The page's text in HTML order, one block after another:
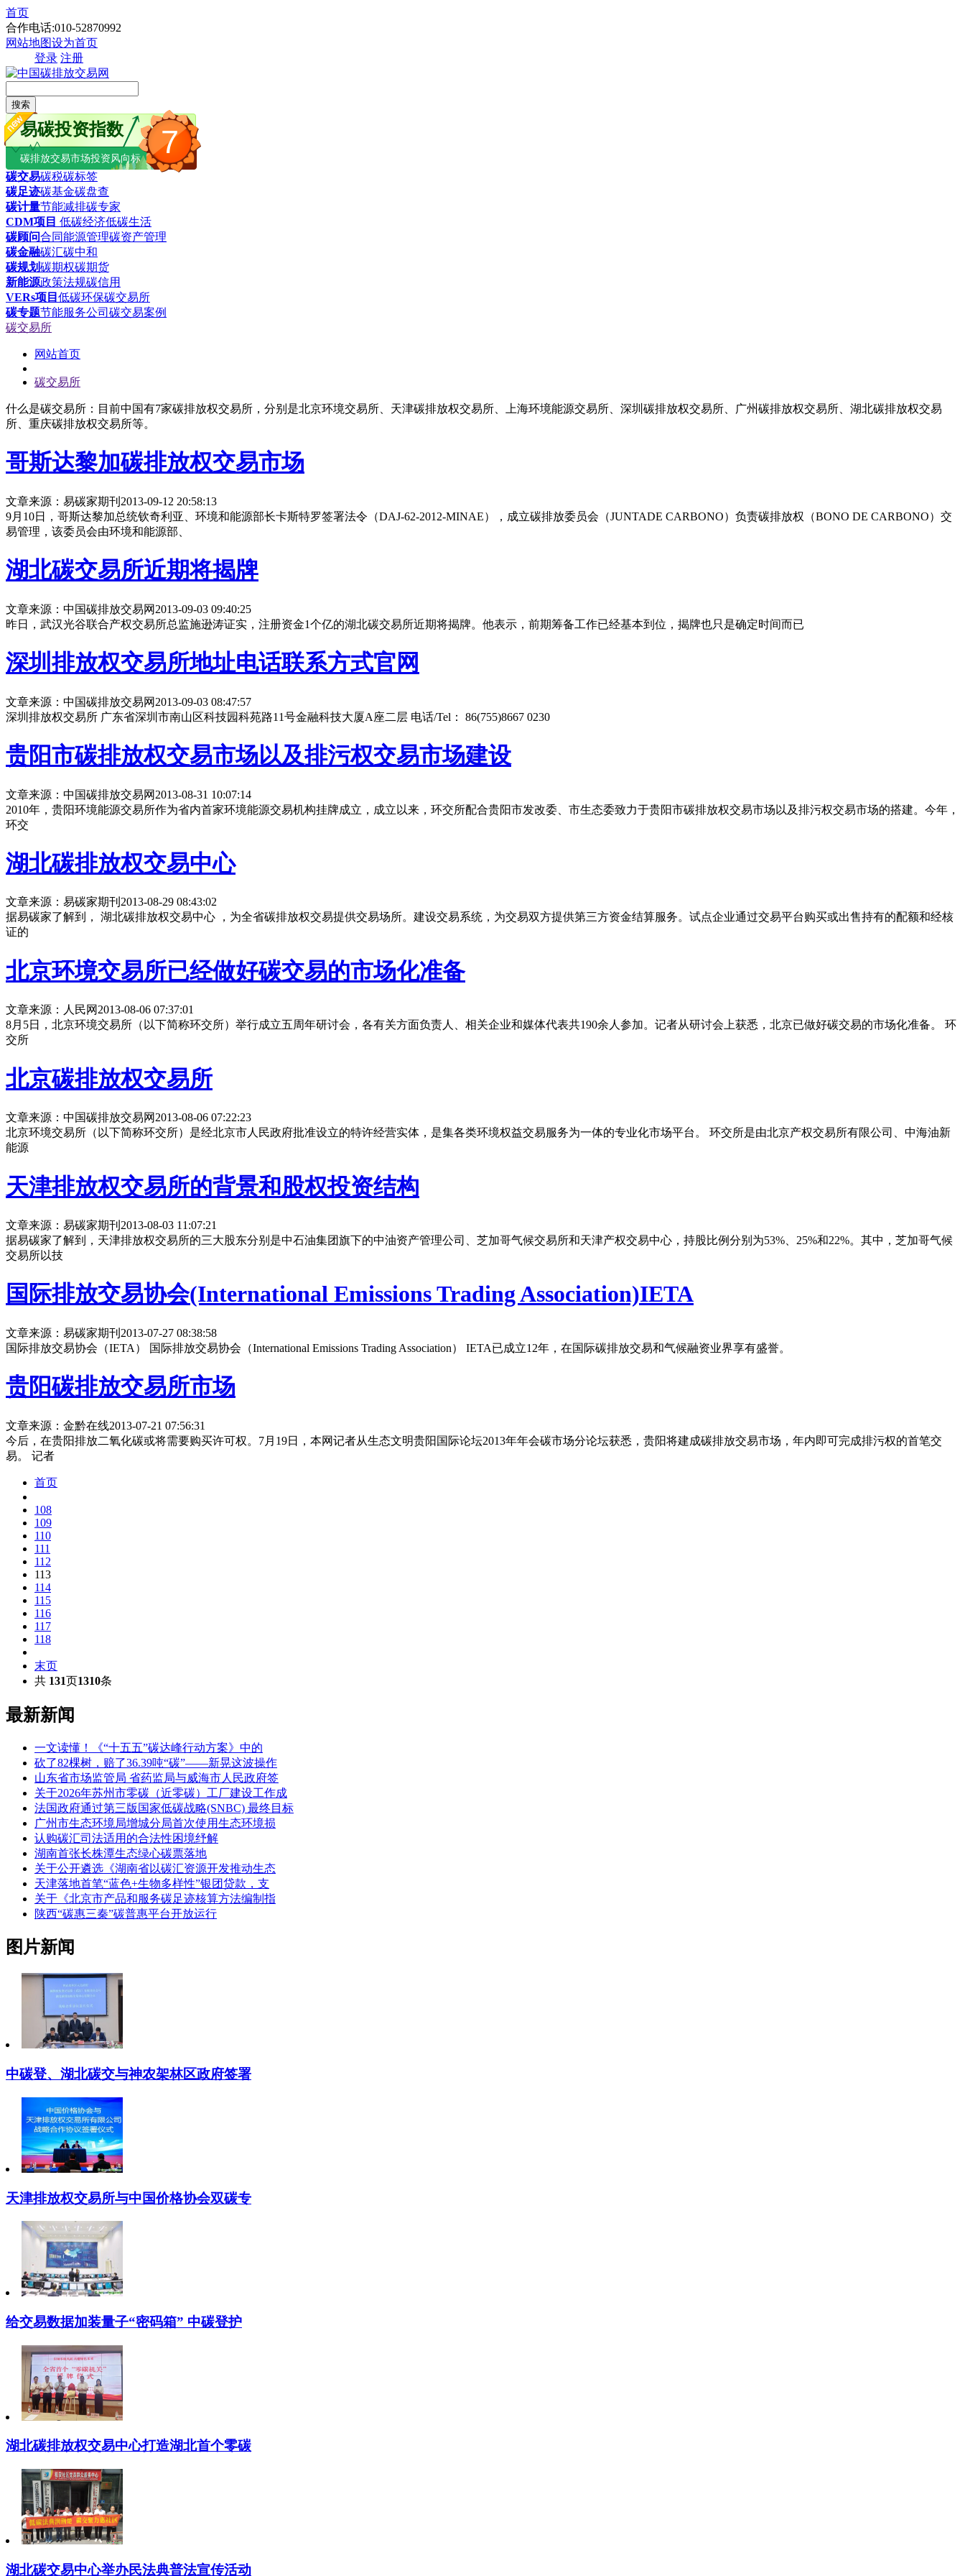
首页
合作电话:010-52870992
网站地图设为首页
登录 注册
搜索
7
易碳投资指数
碳排放交易市场投资风向标
碳交易碳税碳标签
碳足迹碳基金碳盘查
碳计量节能减排碳专家
CDM项目 低碳经济低碳生活
碳顾问合同能源管理碳资产管理
碳金融碳汇碳中和
碳规划碳期权碳期货
新能源政策法规碳信用
VERs项目 低碳环保碳交易所
碳专题节能服务公司 碳交易案例
碳交易所
网站首页
碳交易所
什么是碳交易所：目前中国有7家碳排放权交易所，分别是北京环境交易所、天津碳排放权交易所、上海环境能源交易所、深圳碳排放权交易所、广州碳排放权交易所、湖北碳排放权交易
所、重庆碳排放权交易所等。
哥斯达黎加碳排放权交易市场
文章来源：易碳家期刊 2013-09-12 20:58:13
9月10日，哥斯达黎加总统钦奇利亚、环境和能源部长卡斯特罗签署法令（DAJ-62-2012-MINAE），成立碳排放委员会（JUNTADE CARBONO）负责碳排放权（BONO DE CARBONO）交
易管理，该委员会由环境和能源部、
湖北碳交易所近期将揭牌
文章来源：中国碳排放交易网 2013-09-03 09:40:25
昨日，武汉光谷联合产权交易所总监施逊涛证实，注册资金1个亿的湖北碳交易所近期将揭牌。他表示，前期筹备工作已经基本到位，揭牌也只是确定时间而已
深圳排放权交易所地址电话联系方式官网
文章来源：中国碳排放交易网 2013-09-03 08:47:57
深圳排放权交易所 广东省深圳市南山区科技园科苑路11号金融科技大厦A座二层 电话/Tel： 86(755)8667 0230
贵阳市碳排放权交易市场以及排污权交易市场建设
文章来源：中国碳排放交易网 2013-08-31 10:07:14
2010年，贵阳环境能源交易所作为省内首家环境能源交易机构挂牌成立，成立以来，环交所配合贵阳市发改委、市生态委致力于贵阳市碳排放权交易市场以及排污权交易市场的搭建。今年，
环交
湖北碳排放权交易中心
文章来源：易碳家期刊 2013-08-29 08:43:02
据易碳家了解到， 湖北碳排放权交易中心 ，为全省碳排放权交易提供交易场所。建设交易系统，为交易双方提供第三方资金结算服务。试点企业通过交易平台购买或出售持有的配额和经核
证的
北京环境交易所已经做好碳交易的市场化准备
文章来源：人民网 2013-08-06 07:37:01
8月5日，北京环境交易所（以下简称环交所）举行成立五周年研讨会，各有关方面负责人、相关企业和媒体代表共190余人参加。记者从研讨会上获悉，北京已做好碳交易的市场化准备。 环
交所
北京碳排放权交易所
文章来源：中国碳排放交易网 2013-08-06 07:22:23
北京环境交易所（以下简称环交所）是经北京市人民政府批准设立的特许经营实体，是集各类环境权益交易服务为一体的专业化市场平台。 环交所是由北京产权交易所有限公司、中海油新
能源
天津排放权交易所的背景和股权投资结构
文章来源：易碳家期刊 2013-08-03 11:07:21
据易碳家了解到，天津排放权交易所的三大股东分别是中石油集团旗下的中油资产管理公司、芝加哥气候交易所和天津产权交易中心，持股比例分别为53%、25%和22%。其中，芝加哥气候
交易所以技
国际排放交易协会(International Emissions Trading Association)IETA
文章来源：易碳家期刊 2013-07-27 08:38:58
国际排放交易协会（IETA） 国际排放交易协会（International Emissions Trading Association） IETA已成立12年，在国际碳排放交易和气候融资业界享有盛誉。
贵阳碳排放交易所市场
文章来源：金黔在线2013-07-21 07:56:31
今后，在贵阳排放二氧化碳或将需要购买许可权。7月19日，本网记者从生态文明贵阳国际论坛2013年年会碳市场分论坛获悉，贵阳将建成碳排放交易市场，年内即可完成排污权的首笔交
易。 记者
首页
108
109
110
111
112
113
114
115
116
117
118
末页
共 131页1310条
最新新闻
一文读懂！《“十五五”碳达峰行动方案》中的
砍了82棵树，赔了36.39吨“碳”——新晃这波操作
山东省市场监管局 省药监局与威海市人民政府签
关于2026年苏州市零碳（近零碳）工厂建设工作成
法国政府通过第三版国家低碳战略(SNBC) 最终目标
广州市生态环境局增城分局首次使用生态环境损
认购碳汇司法适用的合法性困境纾解
湖南首张长株潭生态绿心碳票落地
关于公开遴选《湖南省以碳汇资源开发推动生态
天津落地首笔“蓝色+生物多样性”银团贷款，支
关于《北京市产品和服务碳足迹核算方法编制指
陕西“碳惠三秦”碳普惠平台开放运行
图片新闻
中碳登、湖北碳交与神农架林区政府签署
天津排放权交易所与中国价格协会双碳专
给交易数据加装量子“密码箱” 中碳登护
湖北碳排放权交易中心打造湖北首个零碳
湖北碳交易中心举办民法典普法宣传活动